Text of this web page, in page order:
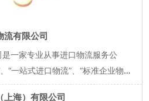
流有限公司
是一家专业从事进口物流服务公
“一站式进口物流”、“标准企业物
2008年完成国内联网布局，在上
上海）有限公司